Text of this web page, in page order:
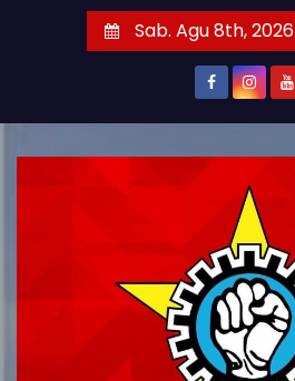
Sab. Agu 8th, 2026